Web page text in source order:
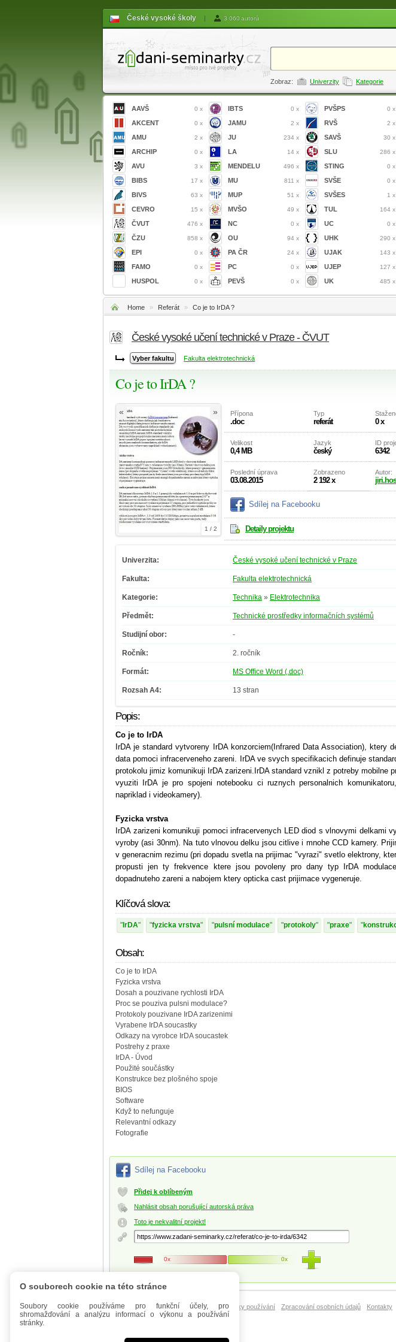
České vysoké školy | 3 060 autorů
Zobraz: Univerzity Kategorie
AAVŠ 0 x
AKCENT 0 x
AMU 2 x
ARCHIP 0 x
AVU 3 x
BIBS 17 x
BIVS 63 x
CEVRO 15 x
ČVUT 476 x
ČZU 858 x
EPI 0 x
FAMO 0 x
HUSPOL 0 x
IBTS 0 x
JAMU 2 x
JU 234 x
LA 14 x
MENDELU 496 x
MU 811 x
MUP 51 x
MVŠO 49 x
NC 0 x
OU 94 x
PA ČR 24 x
PC 0 x
PEVŠ 0 x
PVŠPS 0 x
RVŠ 2 x
SAVŠ 30 x
SLU 286 x
STING 0 x
SVŠE 0 x
SVŠES 1 x
TUL 164 x
UC 0 x
UHK 290 x
UJAK 143 x
UJEP 127 x
UK 485 x
Home » Referát » Co je to IrDA ?
České vysoké učení technické v Praze - ČVUT
Fakulta elektrotechnická
Co je to IrDA ?
1 / 2
« » Přípona
.doc
Typ
referát 0 x
Velikost
0,4 MB
Jazyk
český
ID
6342
Poslední úprava
03.08.2015
Zobrazeno
2 192 x
Autor:
Sdílej na Facebooku
Detaily projektu
Univerzita: České vysoké učení technické v Praze
Fakulta: Fakulta elektrotechnická
Kategorie: Technika » Elektrotechnika
Předmět: Technické prostředky informačních systémů
Studijní obor: -
Ročník: 2. ročník
Formát: MS Office Word (.doc)
Rozsah A4: 13 stran
Popis:
Co je to IrDA
IrDA je standard vytvoreny IrDA konzorciem(Infrared Data Association), ktery
data pomoci infracerveneho zareni. IrDA ve svych specifikacich definuje
protokolu jimiz komunikuji IrDA zarizeni.IrDA standard vznikl z potreby mobilne
vyuziti IrDA je pro spojeni notebooku ci ruznych personalnich
napriklad i videokamery).
Fyzicka vrstva
IrDA zarizeni komunikuji pomoci infracervenych LED diod s vlnovymi delkami
vyroby (asi 30nm). Na tuto vlnovou delku jsou citlive i mnohe CCD kamery.
v generacnim rezimu (pri dopadu svetla na prijimac "vyrazi" svetlo elektrony,
propusti jen ty frekvence ktere jsou povoleny pro dany typ IrDA
dopadnuteho zareni a nabojem ktery opticka cast prijimace vygeneruje.
Klíčová slova:
IrDA fyzicka vrstva pulsní modulace protokoly praxe
Obsah:
Co je to IrDA
Fyzicka vrstva
Dosah a pouzivane rychlosti IrDA
Proc se pouziva pulsni modulace?
Protokoly pouzivane IrDA zarizenimi
Vyrabene IrDA soucastky
Odkazy na vyrobce IrDA soucastek
Postrehy z praxe
IrDA - Úvod
Použité součástky
Konstrukce bez plošného spoje
BIOS
Software
Když to nefunguje
Relevantní odkazy
Fotografie
Sdílej na Facebooku
Přidej k oblíbeným
Nahlásit obsah porušující autorská práva
Toto je nekvalitní projekt!
0x 0x
Úvod Mobilní verze FAQ - Manuál Podmínky používání Zpracování osobních údajů Kontakty
O souborech cookie na této stránce
Soubory cookie používáme pro funkční účely, pro
shromažďování a analýzu informací o výkonu a používání
stránky.